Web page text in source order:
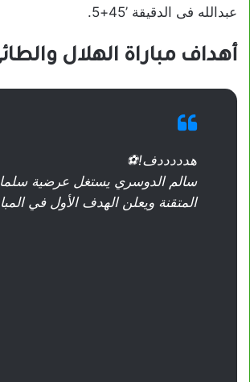
عبدالله فى الدقيقة ’45+5.
أهداف مباراة الهلال
هدددددف!⚽
سالم الدوسري يستغل عرضية
المتقنة ويعلن الهدف الأول في